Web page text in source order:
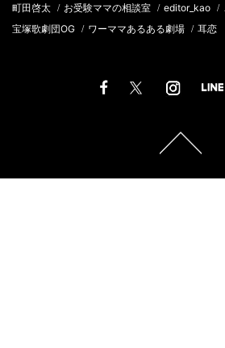
町田啓太 / お受験ママの相談室 / editor_kao /
宝塚歌劇団OG / ワーママあるある劇場 / 耳恋